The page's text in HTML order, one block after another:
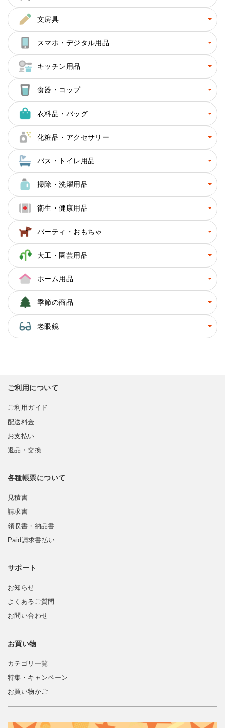
文房具
スマホ・デジタル用品
キッチン用品
食器・コップ
衣料品・バッグ
化粧品・アクセサリー
バス・トイレ用品
掃除・洗濯用品
衛生・健康用品
パーティ・おもちゃ
大工・園芸用品
ホーム用品
季節の商品
老眼鏡
ご利用について
ご利用ガイド
配送料金
お支払い
返品・交換
各種帳票について
見積書
請求書
領収書・納品書
Paid請求書払い
サポート
お知らせ
よくあるご質問
お問い合わせ
お買い物
カテゴリ一覧
特集・キャンペーン
お買い物かご